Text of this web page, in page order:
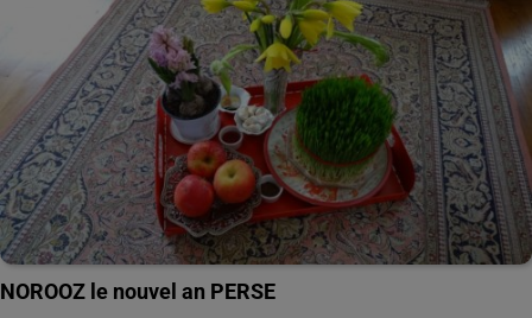
NOROOZ le nouvel an PERSE